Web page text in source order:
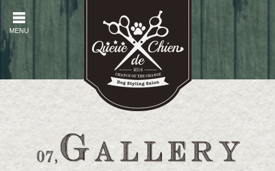
MENU